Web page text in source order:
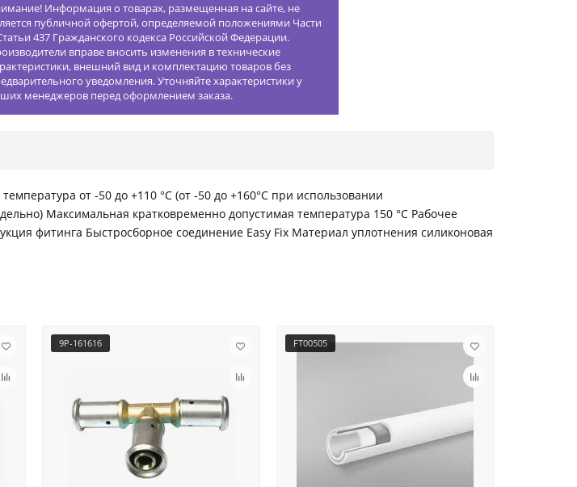
Информация о товарах, размещенная на сайте, не
публичной офертой, определяемой положениями Части
437 Гражданского кодекса Российской Федерации.
вправе вносить изменения в технические
внешний вид и комплектацию товаров без
уведомления. Уточняйте характеристики у
менеджеров перед оформлением заказа.
от -50 до +110 °С (от -50 до +160°С при использовании
Максимальная кратковременно допустимая температура 150 °С Рабочее
фитинга Быстросборное соединение Easy Fix Материал уплотнения силиконовая
9P-161616 FT00505